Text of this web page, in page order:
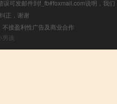
可发邮件到f_fb#foxmail.com说明，我们
正，谢谢
接盈利性广告及商业合作
男孩